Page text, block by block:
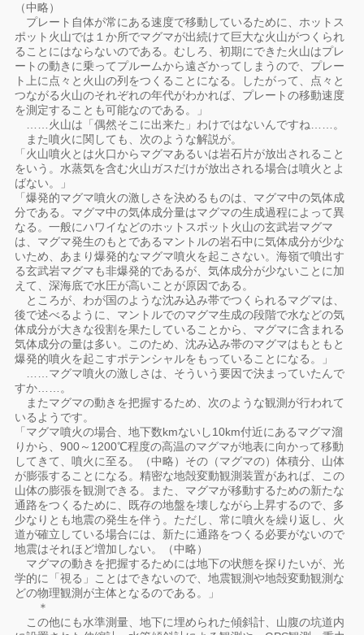
（中略）
プレート自体が常にある速度で移動しているために、ホットス
ポット火山では１か所でマグマが出続けて巨大な火山がつくられ
ることにはならないのである。むしろ、初期にできた火山はプレ
ートの動きに乗ってプルームから遠ざかってしまうので、プレー
ト上に点々と火山の列をつくることになる。したがって、点々と
つながる火山のそれぞれの年代がわかれば、プレートの移動速度
を測定することも可能なのである。」
……火山は「偶然そこに出来た」わけではないんですね……。
また噴火に関しても、次のような解説が。
「火山噴火とは火口からマグマあるいは岩石片が放出されること
をいう。水蒸気を含む火山ガスだけが放出される場合は噴火とよ
ばない。」
「爆発的マグマ噴火の激しさを決めるものは、マグマ中の気体成
分である。マグマ中の気体成分量はマグマの生成過程によって異
なる。一般にハワイなどのホットスポット火山の玄武岩マグマ
は、マグマ発生のもとであるマントルの岩石中に気体成分が少な
いため、あまり爆発的なマグマ噴火を起こさない。海嶺で噴出す
る玄武岩マグマも非爆発的であるが、気体成分が少ないことに加
えて、深海底で水圧が高いことが原因である。
ところが、わが国のような沈み込み帯でつくられるマグマは、
後で述べるように、マントルでのマグマ生成の段階で水などの気
体成分が大きな役割を果たしていることから、マグマに含まれる
気体成分の量は多い。このため、沈み込み帯のマグマはもともと
爆発的噴火を起こすポテンシャルをもっていることになる。」
……マグマ噴火の激しさは、そういう要因で決まっていたんで
すか……。
またマグマの動きを把握するため、次のような観測が行われて
いるようです。
「マグマ噴火の場合、地下数kmないし10km付近にあるマグマ溜
りから、900～1200℃程度の高温のマグマが地表に向かって移動
してきて、噴火に至る。（中略）その（マグマの）体積分、山体
が膨張することになる。精密な地殻変動観測装置があれば、この
山体の膨張を観測できる。また、マグマが移動するための新たな
通路をつくるために、既存の地盤を壊しながら上昇するので、多
少なりとも地震の発生を伴う。ただし、常に噴火を繰り返し、火
道が確立している場合には、新たに通路をつくる必要がないので
地震はそれほど増加しない。（中略）
マグマの動きを把握するためには地下の状態を探りたいが、光
学的に「視る」ことはできないので、地震観測や地殻変動観測な
どの物理観測が主体となるのである。」
＊
この他にも水準測量、地下に埋められた傾斜計、山腹の坑道内